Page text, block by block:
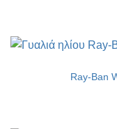
Ray-Ban